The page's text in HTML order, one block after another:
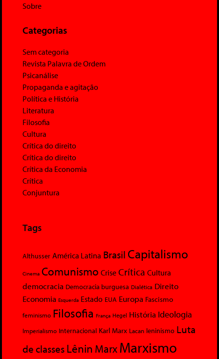
Sobre
Categorias
Sem categoria
Revista Palavra de Ordem
Psicanálise
Propaganda e agitação
Política e História
Literatura
Filosofia
Cultura
Crítica do direito
Crítica do direito
Crítica da Economia
Crítica
Conjuntura
Tags
Althusser América Latina Brasil Capitalismo
Cinema Comunismo Crise Crítica Cultura
democracia Democracia burguesa Dialética Direito
Economia Esquerda Estado EUA Europa Fascismo
feminismo Filosofia França Hegel História Ideologia
Imperialismo Internacional Karl Marx Lacan leninismo Luta
de classesLênin MarxMarxismo